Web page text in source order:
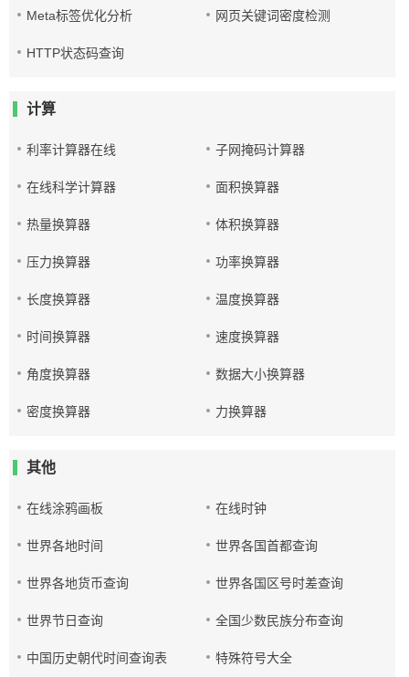
Meta标签优化分析 网页关键词密度检测
HTTP状态码查询
计算
利率计算器在线 子网掩码计算器
在线科学计算器 面积换算器
热量换算器 体积换算器
压力换算器 功率换算器
长度换算器 温度换算器
时间换算器 速度换算器
角度换算器 数据大小换算器
密度换算器 力换算器
其他
在线涂鸦画板 在线时钟
世界各地时间 世界各国首都查询
世界各地货币查询 世界各国区号时差查询
世界节日查询 全国少数民族分布查询
中国历史朝代时间查询表 特殊符号大全